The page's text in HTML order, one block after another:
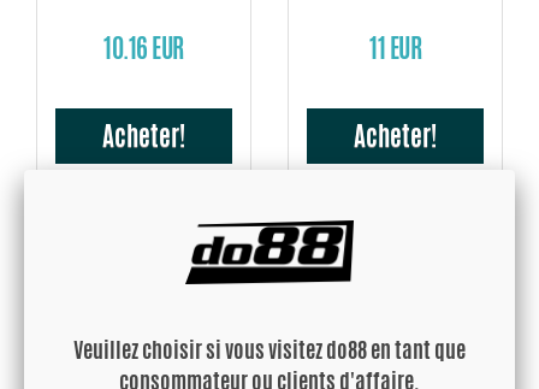
10.16 EUR
Acheter!
11 EUR
Acheter!
Manchon pour durite de
Manchon pour durite de
Veuillez choisir si vous visitez do88 en tant que
consommateur ou clients d'affaire.